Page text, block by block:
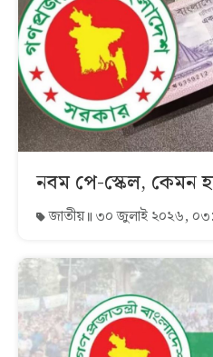
নবম পে-স্কেল, কেমন
জাতীয় ৩০ জুলাই ২০২৬,